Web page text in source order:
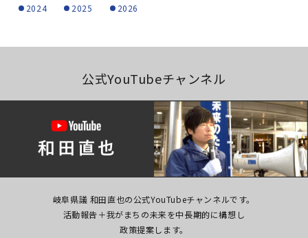
2024
2025 2026
公式YouTubeチャンネル
岐阜県議 和田直也の公式YouTubeチャンネルです。
活動報告＋我がまちの未来を中長期的に構想し
政策提案します。